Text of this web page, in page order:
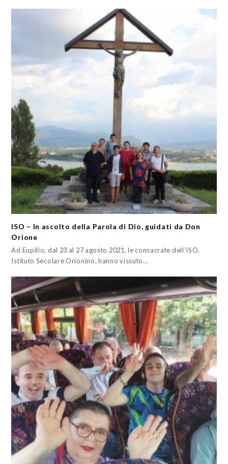
ISO – In ascolto della Parola di Dio, guidati da Don
Orione
Ad Eupilio, dal 23 al 27 agosto 2021, le consacrate dell’ISO,
Istituto Secolare Orionino, hanno vissuto…